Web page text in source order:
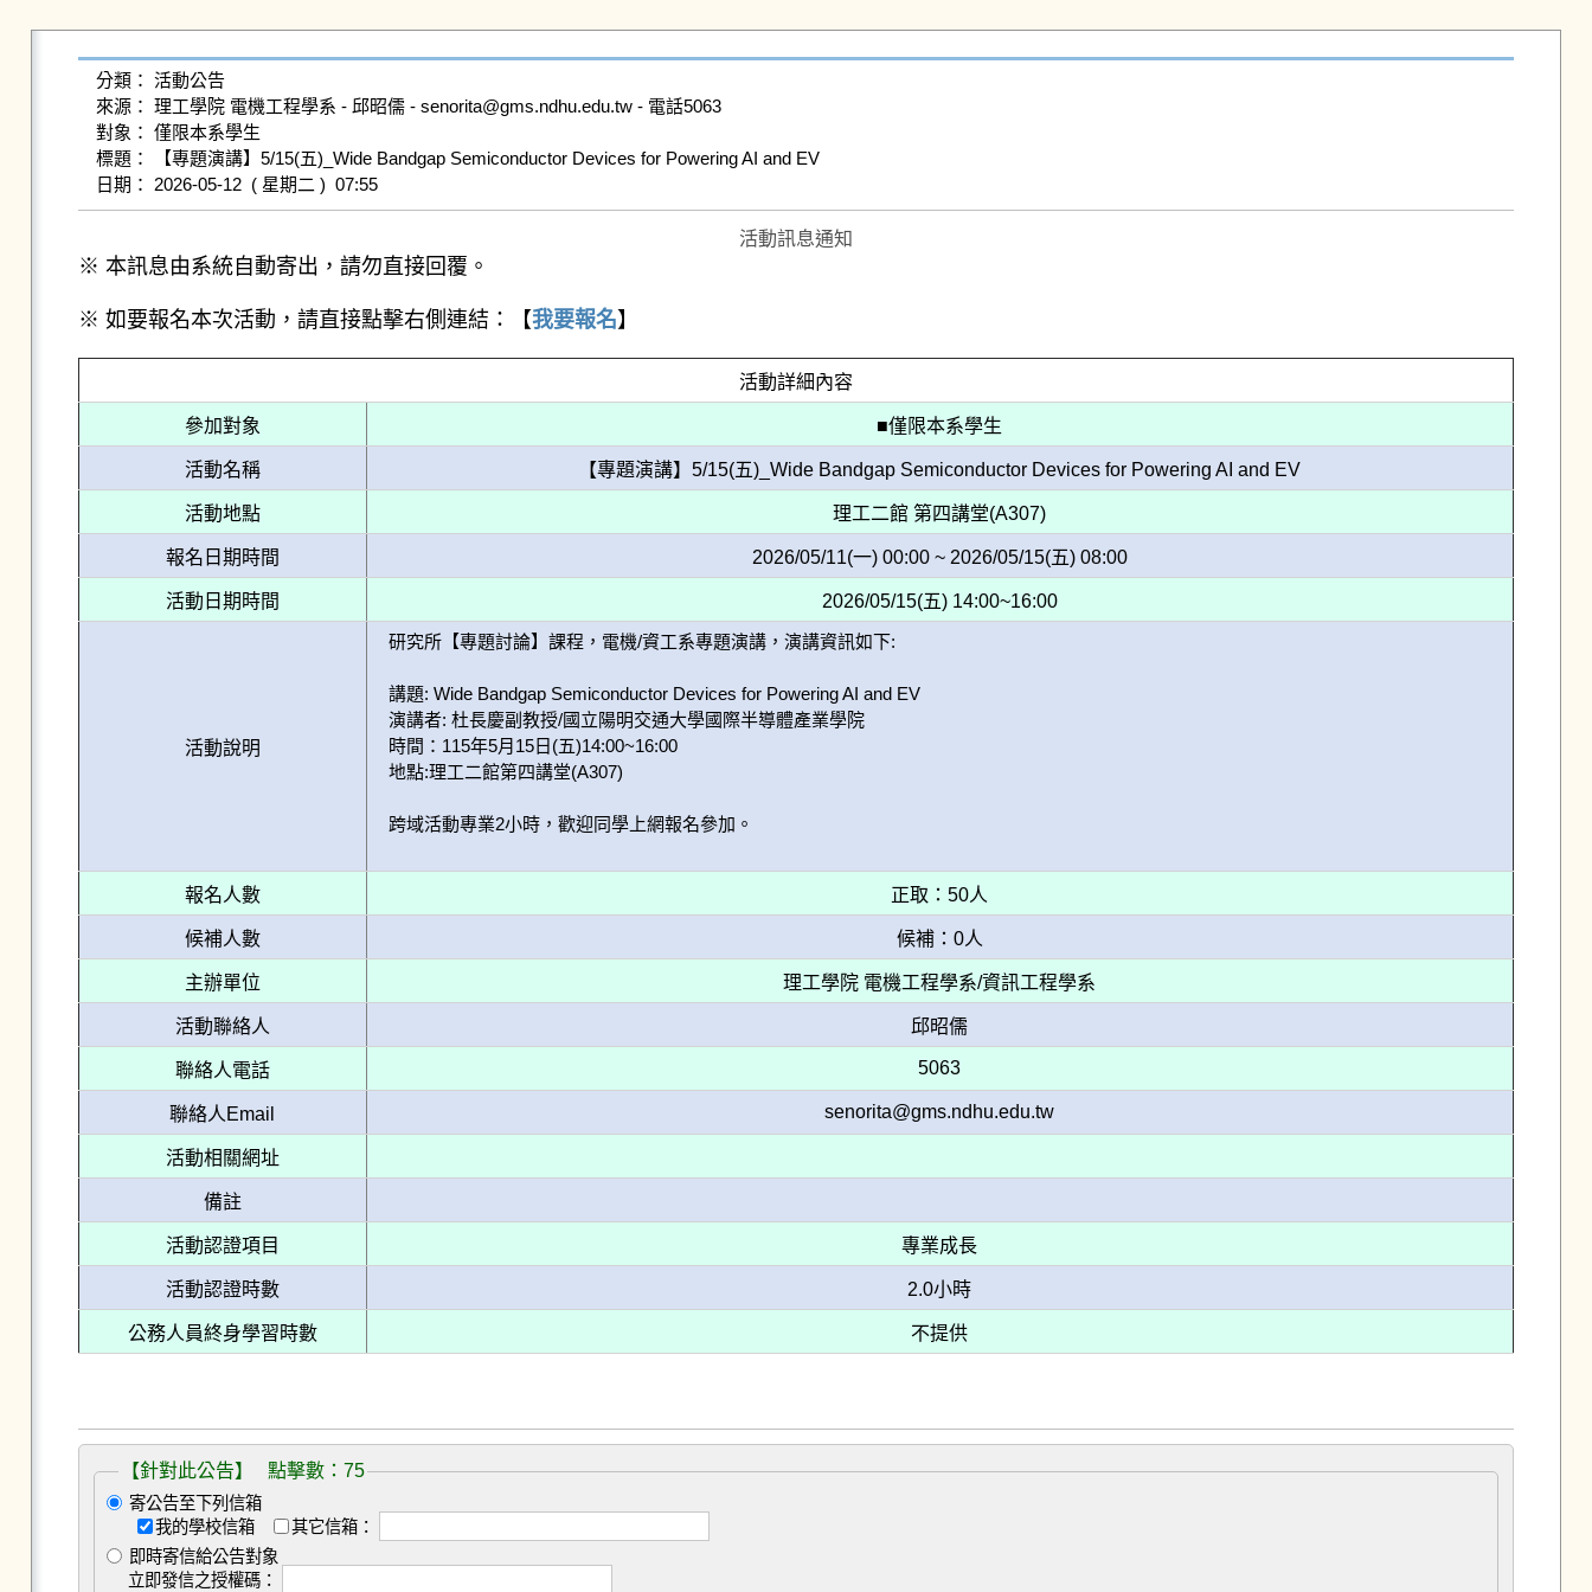
分類： 活動公告
來源： 理工學院 電機工程學系 - 邱昭儒 - senorita@gms.ndhu.edu.tw - 電話5063
對象： 僅限本系學生
標題： 【專題演講】5/15(五)_Wide Bandgap Semiconductor Devices for Powering AI and EV
日期： 2026-05-12  ( 星期二 )  07:55
活動訊息通知
※ 本訊息由系統自動寄出，請勿直接回覆。
※ 如要報名本次活動，請直接點擊右側連結：【我要報名】
活動詳細內容
參加對象 ■僅限本系學生
活動名稱 【專題演講】5/15(五)_Wide Bandgap Semiconductor Devices for Powering AI and EV
活動地點 理工二館 第四講堂(A307)
報名日期時間 2026/05/11(一) 00:00 ~ 2026/05/15(五) 08:00
活動日期時間 2026/05/15(五) 14:00~16:00
活動說明
研究所【專題討論】課程，電機/資工系專題演講，演講資訊如下:
講題: Wide Bandgap Semiconductor Devices for Powering AI and EV
演講者: 杜長慶副教授/國立陽明交通大學國際半導體產業學院
時間：115年5月15日(五)14:00~16:00
地點:理工二館第四講堂(A307)
跨域活動專業2小時，歡迎同學上網報名參加。
報名人數 正取：50人
候補人數 候補：0人
主辦單位 理工學院 電機工程學系/資訊工程學系
活動聯絡人 邱昭儒
聯絡人電話 5063
聯絡人Email senorita@gms.ndhu.edu.tw
活動相關網址
備註
活動認證項目 專業成長
活動認證時數 2.0小時
公務人員終身學習時數 不提供
【針對此公告】 點擊數：75
寄公告至下列信箱
我的學校信箱
其它信箱：
即時寄信給公告對象
立即發信之授權碼：